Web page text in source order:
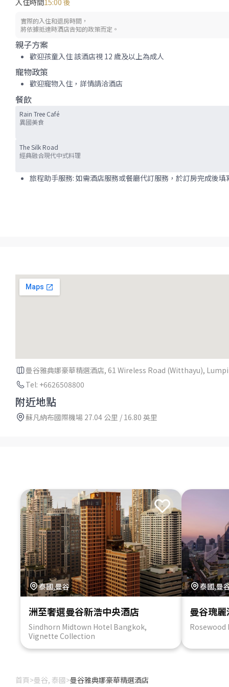
入住時間15:00 後
實際的入住和退房時間，
將依據抵達時酒店告知的政策而定。
親子方案
歡迎孩童入住 該酒店視 12 歲及以上為成人
寵物政策
歡迎寵物入住，詳情請洽酒店
餐飲
Rain Tree Café
異國美食
The Silk Road
經典融合現代中式料理
旅程助手服務: 如需酒店服務或餐廳代訂服務，於訂房完成後
曼谷雅典娜豪華精選酒店, 61 Wireless Road (Witthayu),
Tel: +6626508800
附近地點
蘇凡納布國際機場 27.04 公里 / 16.80 英里
泰國,曼谷
洲至奢選曼谷新浩中央酒店
Sindhorn Midtown Hotel Bangkok,
Vignette Collection
泰國,曼
曼谷瑰
Rosewood
首頁>曼谷, 泰國>曼谷雅典娜豪華精選酒店